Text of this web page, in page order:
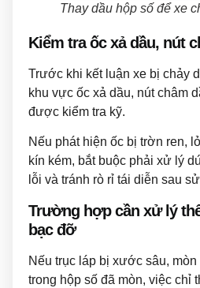
Thay dầu hộp số để xe
Kiểm tra ốc xả dầu, nút
Trước khi kết luận xe bị chảy
khu vực ốc xả dầu, nút châm
được kiểm tra kỹ.
Nếu phát hiện ốc bị trờn ren,
kín kém, bắt buộc phải xử lý
lỗi và tránh rò rỉ tái diễn sau
Trường hợp cần xử lý
bạc đỡ
Nếu trục láp bị xước sâu,
trong hộp số đã mòn, việc chỉ